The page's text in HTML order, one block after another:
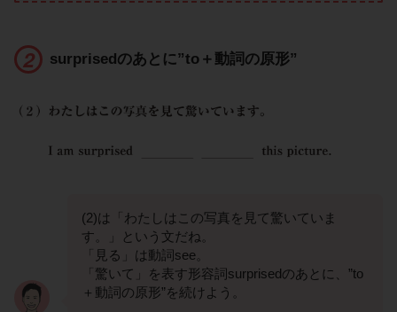
surprisedのあとに”to＋動詞の原形”
(2)は「わたしはこの写真を見て驚いていま
す。」という文だね。
「見る」は動詞see。
「驚いて」を表す形容詞surprisedのあとに、”to
＋動詞の原形”を続けよう。